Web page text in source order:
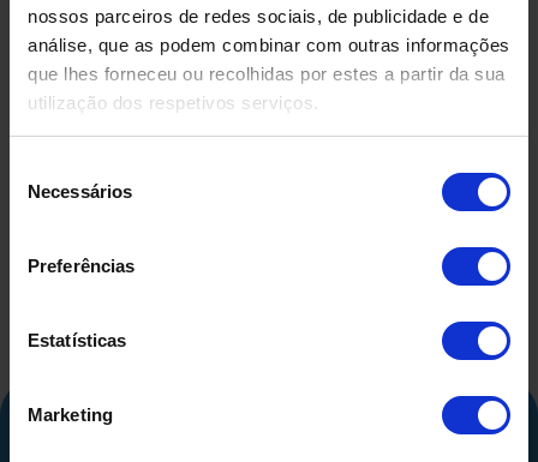
nossos parceiros de redes sociais, de publicidade e de
análise, que as podem combinar com outras informações
que lhes forneceu ou recolhidas por estes a partir da sua
utilização dos respetivos serviços.
Necessários
Preferências
Estatísticas
Marketing
DEPÓSITO EM FIBRA DE
500